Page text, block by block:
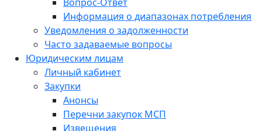
Информация о диапазонах потребления
Уведомления о задолженности
Часто задаваемые вопросы
Юридическим лицам
Личный кабинет
Закупки
Анонсы
Перечни закупок МСП
Извещения